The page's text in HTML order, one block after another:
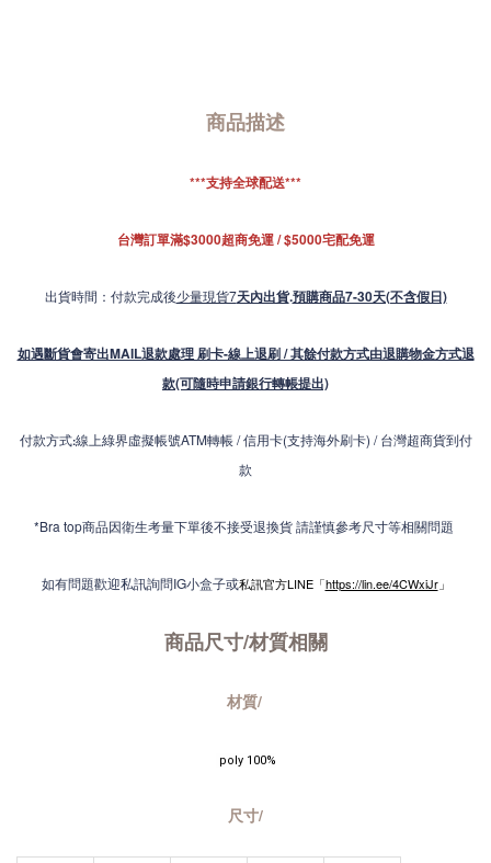
商品描述
***支持全球配送***
台灣訂單滿$3000超商免運 / $5000宅配免運
出貨時間：付款完成後少量現貨7天內出貨.預購商品7-30天(不含假日)
如遇斷貨會寄出MAIL退款處理 刷卡-線上退刷 / 其餘付款方式由退購物金方式退
款(可隨時申請銀行轉帳提出)
付款方式:線上綠界虛擬帳號ATM轉帳 / 信用卡(支持海外刷卡) / 台灣超商貨到付
款
*Bra top商品因衛生考量下單後不接受退換貨 請謹慎參考尺寸等相關問題
如有問題歡迎私訊詢問IG小盒子或私訊官方LINE「https://lin.ee/4CWxiJr」
商品尺寸/材質相關
材質/
poly 100%
尺寸/